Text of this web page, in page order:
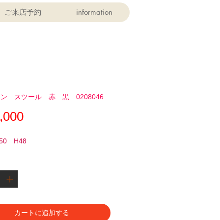
ご来店予約 information
ン スツール 赤 黒 0208046
価
H48
カートに追加する